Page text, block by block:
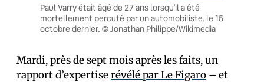
Paul Varry était âgé de 27 ans lorsqu’il a été
mortellement percuté par un automobiliste, le 15
octobre dernier. © Jonathan Philippe/Wikimedia
Mardi, près de sept mois après les faits, un
rapport d’expertiserévélé par Le Figaro – et